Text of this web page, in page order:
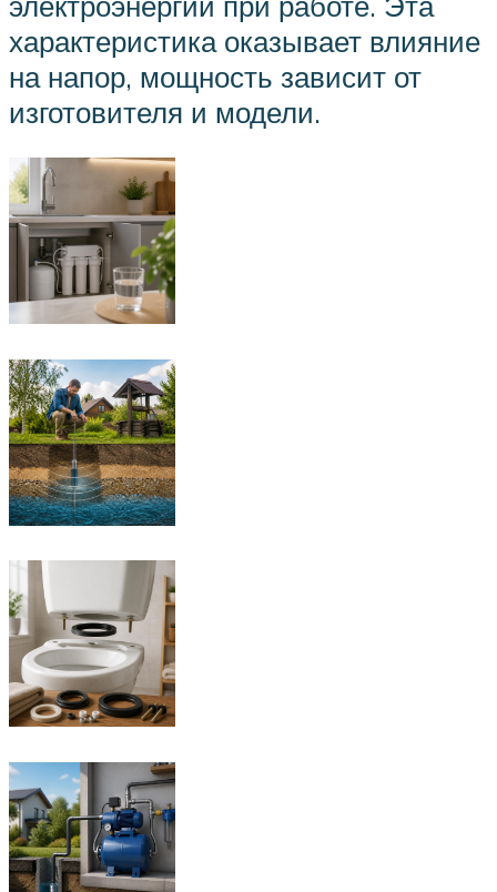
характеристика оказывает влияние
на напор, мощность зависит от
изготовителя и модели.